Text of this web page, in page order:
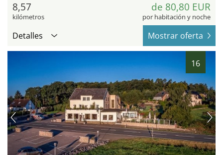
8,57
kilómetros
de 80,80 EUR
por habitación y noche
Detalles Mostrar oferta
16